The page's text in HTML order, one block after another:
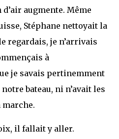
augmente. Même
Stéphane nettoyait la
regardais, je n’arrivais
à
je savais pertinemment
bateau, ni n’avait les
il fallait y aller.